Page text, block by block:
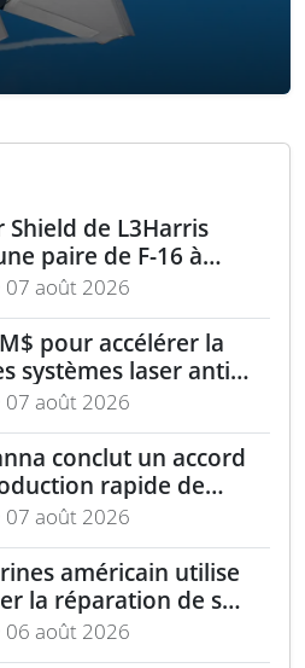
Shield de L3Harris
paire de F-16 à
07 août 2026
pour accélérer la
systèmes laser anti-
07 août 2026
conclut un accord
rapide de
07 août 2026
américain utilise
la réparation de ses
06 août 2026